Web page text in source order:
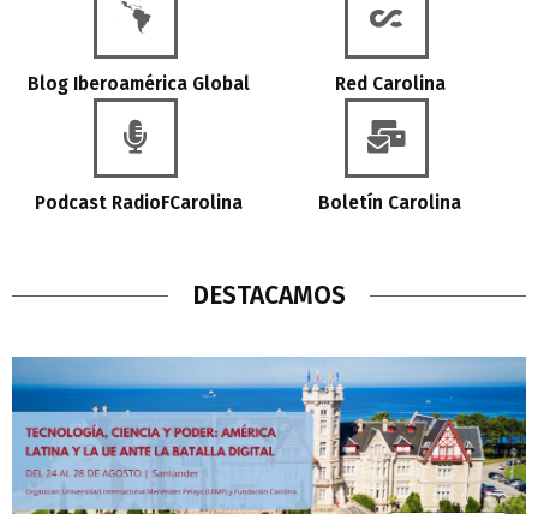
Blog Iberoamérica Global Red Carolina
Podcast RadioFCarolina Boletín Carolina
DESTACAMOS